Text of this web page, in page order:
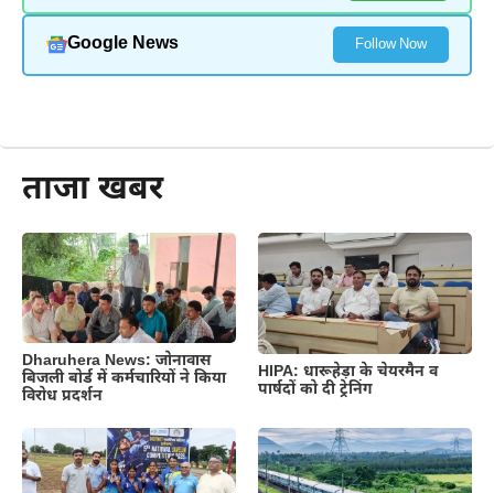
Google News Follow Now
ताजा खबर
Dharuhera News: जोनावास
बिजली बोर्ड में कर्मचारियों ने किया
विरोध प्रदर्शन
HIPA: धारूहेड़ा के चेयरमैन व
पार्षदों को दी ट्रेनिंग